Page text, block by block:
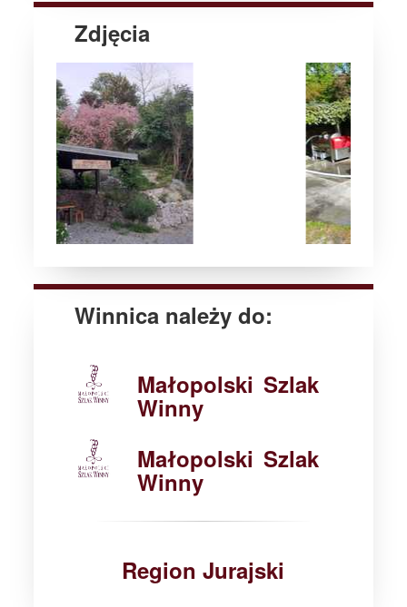
Zdjęcia
Winnica należy do:
Małopolski Szlak
Winny
Małopolski Szlak
Winny
Region Jurajski